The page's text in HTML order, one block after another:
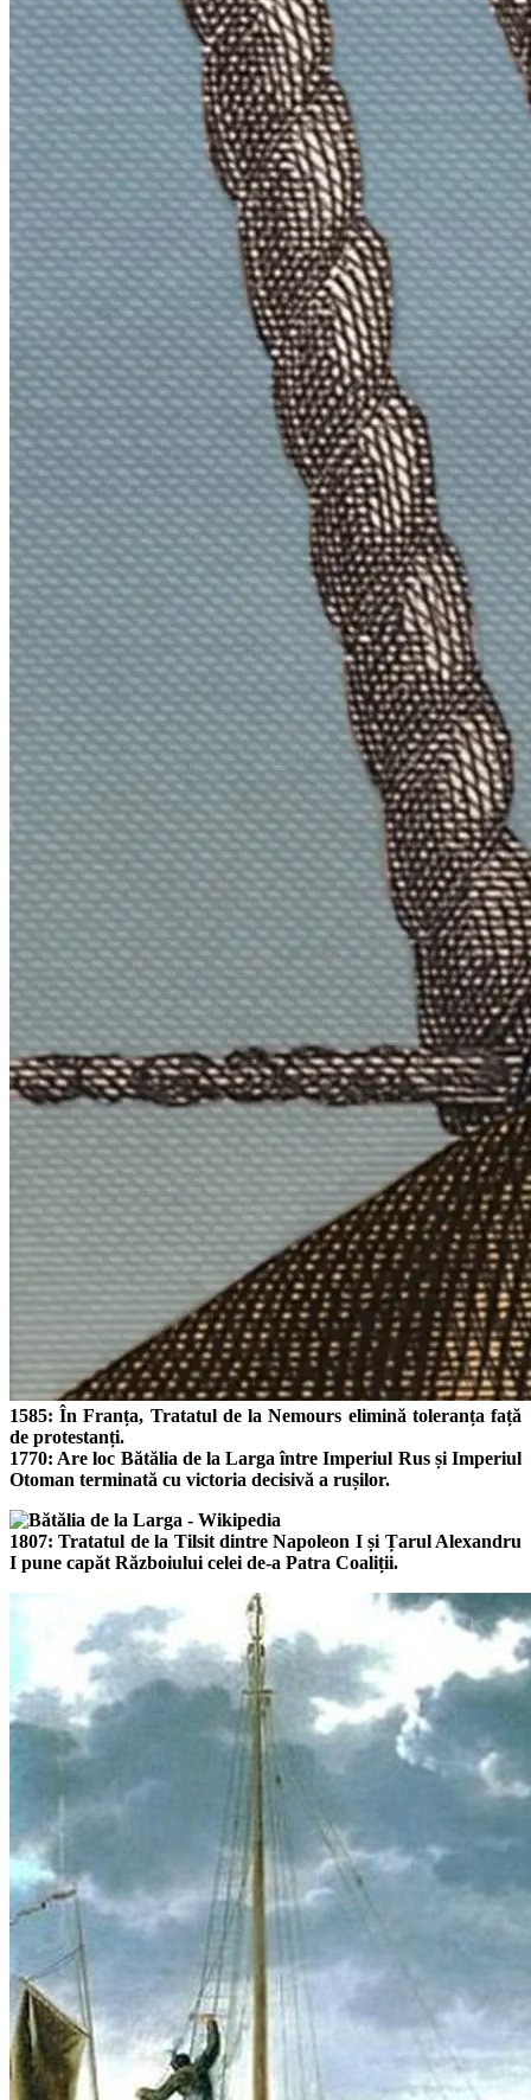
1585: În Franța, Tratatul de la Nemours elimină toleranța față
de protestanți.
1770: Are loc Bătălia de la Larga între Imperiul Rus și Imperiul
Otoman terminată cu victoria decisivă a rușilor.
1807: Tratatul de la Tilsit dintre Napoleon I și Țarul Alexandru
I pune capăt Războiului celei de-a Patra Coaliții.